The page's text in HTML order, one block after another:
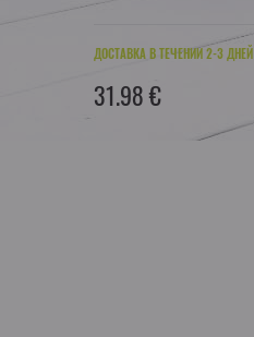
ДОСТАВКА В ТЕЧЕНИИ 2-3 ДНЕЙ
31.98 €